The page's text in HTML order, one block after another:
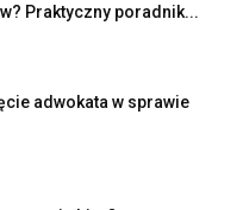
Praktyczny poradnik...
adwokata w sprawie